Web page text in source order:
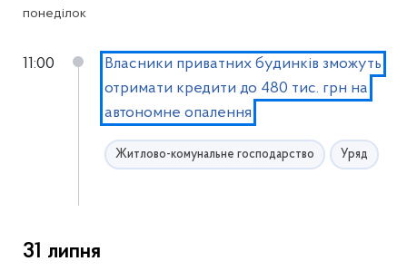
понеділок
11:00
Власники приватних будинків зможуть
отримати кредити до 480 тис. грн на
автономне опалення
Житлово-комунальне господарство Уряд
31 липня